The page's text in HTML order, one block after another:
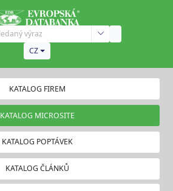
CZ
KATALOG FIREM
KATALOG MICROSITE
KATALOG POPTÁVEK
KATALOG ČLÁNKŮ